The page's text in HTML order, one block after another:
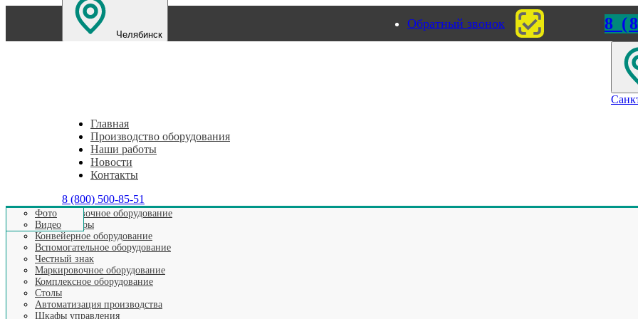
Челябинск
Обратный звонок 8
Главная
Производство оборудования
Этикетировочное оборудование
Аппликаторы
Конвейерное оборудование
Вспомогательное оборудование
Честный знак
Маркировочное оборудование
Комплексное оборудование
Столы
Автоматизация производства
Шкафы управления
Наши работы
Фото
Видео
Новости
Контакты
8 (800) 500-85-51
Главная > Видео выпускаемого оборудования
заданному количеству
Видео: Ленточный конвейер с распределителем потока по